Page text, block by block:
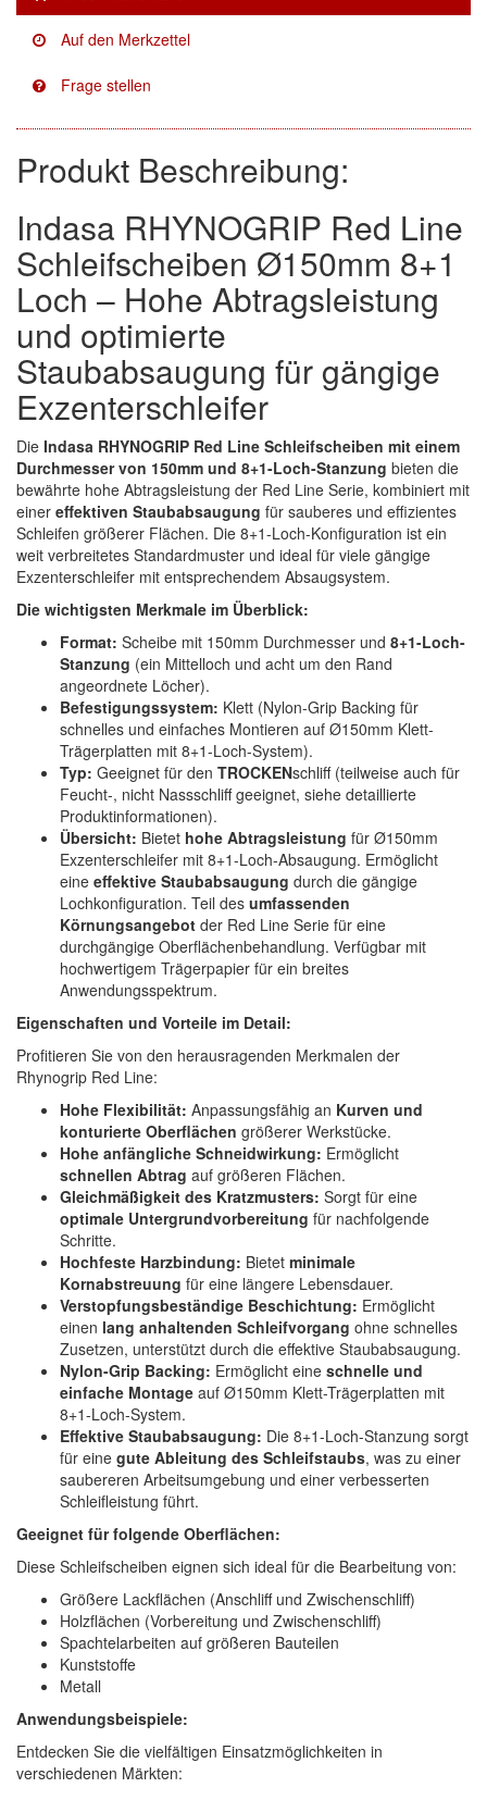
KWASNY
Mirka
(1)
Novol
(3)
Prevost
(3)
Proma
(21)
Sia
(3)
Spectral
(5)
(1)
Sundstrom
(4)
Troton
(2)
Wibeco
(1)
ZVG
Produkt Beschreibung:
Indasa RHYNOGRIP Red Line
Schleifscheiben Ø150mm 8+1
Loch – Hohe Abtragsleistung
und optimierte
Staubabsaugung für gängige
Exzenterschleifer
Die Indasa RHYNOGRIP Red Line Schleifscheiben mit einem
Durchmesser von 150mm und 8+1-Loch-Stanzung bieten die
bewährte hohe Abtragsleistung der Red Line Serie, kombiniert mit
einer effektiven Staubabsaugung für sauberes und effizientes
Schleifen größerer Flächen. Die 8+1-Loch-Konfiguration ist ein
weit verbreitetes Standardmuster und ideal für viele gängige
Exzenterschleifer mit entsprechendem Absaugsystem.
Die wichtigsten Merkmale im Überblick:
Format: Scheibe mit 150mm Durchmesser und 8+1-Loch-
Stanzung (ein Mittelloch und acht um den Rand
angeordnete Löcher).
Befestigungssystem: Klett (Nylon-Grip Backing für
schnelles und einfaches Montieren auf Ø150mm Klett-
Trägerplatten mit 8+1-Loch-System).
Typ: Geeignet für den TROCKENschliff (teilweise auch für
Feucht-, nicht Nassschliff geeignet, siehe detaillierte
Produktinformationen).
Übersicht: Bietet hohe Abtragsleistung für Ø150mm
Exzenterschleifer mit 8+1-Loch-Absaugung. Ermöglicht
eine effektive Staubabsaugung durch die gängige
Lochkonfiguration. Teil des umfassenden
Körnungsangebot der Red Line Serie für eine
durchgängige Oberflächenbehandlung. Verfügbar mit
hochwertigem Trägerpapier für ein breites
Anwendungsspektrum.
Eigenschaften und Vorteile im Detail:
Profitieren Sie von den herausragenden Merkmalen der
Rhynogrip Red Line:
Hohe Flexibilität: Anpassungsfähig an Kurven und
konturierte Oberflächen größerer Werkstücke.
Hohe anfängliche Schneidwirkung: Ermöglicht
schnellen Abtrag auf größeren Flächen.
Gleichmäßigkeit des Kratzmusters: Sorgt für eine
optimale Untergrundvorbereitung für nachfolgende
Schritte.
Hochfeste Harzbindung: Bietet minimale
Kornabstreuung für eine längere Lebensdauer.
Verstopfungsbeständige Beschichtung: Ermöglicht
einen lang anhaltenden Schleifvorgang ohne schnelles
Zusetzen, unterstützt durch die effektive Staubabsaugung.
Nylon-Grip Backing: Ermöglicht eine schnelle und
einfache Montage auf Ø150mm Klett-Trägerplatten mit
8+1-Loch-System.
Effektive Staubabsaugung: Die 8+1-Loch-Stanzung sorgt
für eine gute Ableitung des Schleifstaubs, was zu einer
saubereren Arbeitsumgebung und einer verbesserten
Schleifleistung führt.
Geeignet für folgende Oberflächen:
Diese Schleifscheiben eignen sich ideal für die Bearbeitung von:
Größere Lackflächen (Anschliff und Zwischenschliff)
Holzflächen (Vorbereitung und Zwischenschliff)
Spachtelarbeiten auf größeren Bauteilen
Kunststoffe
Metall
Anwendungsbeispiele:
Entdecken Sie die vielfältigen Einsatzmöglichkeiten in
verschiedenen Märkten: